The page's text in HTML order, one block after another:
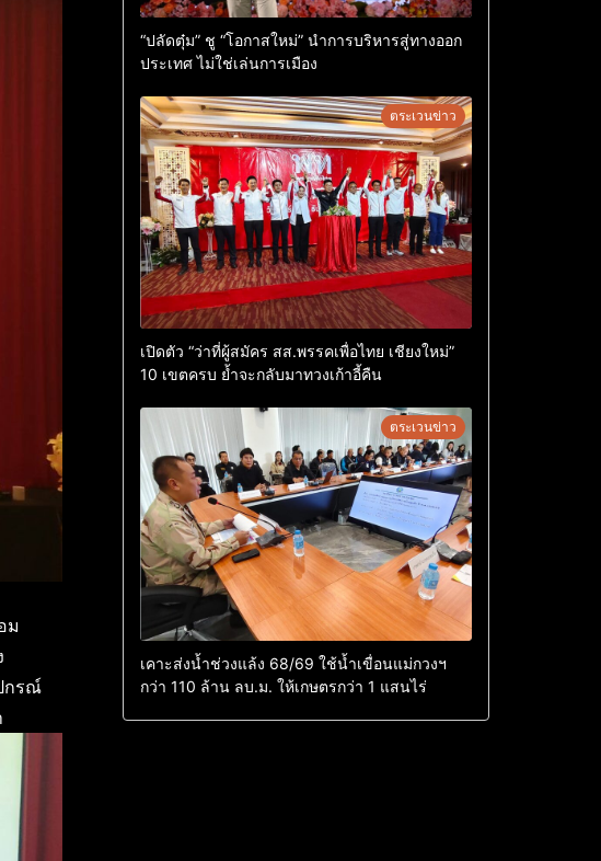
ม
กรณ์
“ปลัดตุ๋ม” ชู “โอกาสใหม่” นำการบริหารสู่ทางออก
ประเทศ ไม่ใช่เล่นการเมือง
ตระเวนข่าว
เปิดตัว “ว่าที่ผู้สมัคร สส.พรรคเพื่อไทย เชียงใหม่”
10 เขตครบ ย้ำจะกลับมาทวงเก้าอี้คืน
ตระเวนข่าว
เคาะส่งน้ำช่วงแล้ง 68/69 ใช้น้ำเขื่อนแม่กวงฯ
กว่า 110 ล้าน ลบ.ม. ให้เกษตรกว่า 1 แสนไร่